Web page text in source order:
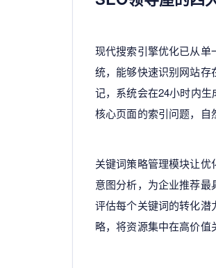
现代搜索引擎优化已从单
统，能够快速识别网站
记，系统会在24小时内
核心页面的索引问题，自
关键词策略管理模块让
意图分析，为企业推荐最
评估每个关键词的转化潜
略，将资源集中在高价值